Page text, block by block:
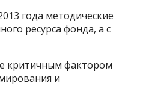
года методические
ресурса фонда, а с
критичным фактором
и